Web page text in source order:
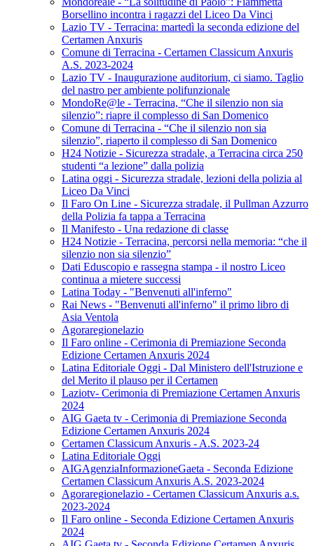
Borsellino incontra i ragazzi del Liceo Da Vinci
Lazio TV - Terracina: martedì la seconda edizione del
Certamen Anxuris
Comune di Terracina - Certamen Classicum Anxuris
A.S. 2023-2024
Lazio TV - Inaugurazione auditorium, ci siamo. Taglio
del nastro per ambiente polifunzionale
MondoRe@le - Terracina, “Che il silenzio non sia
silenzio”: riapre il complesso di San Domenico
Comune di Terracina - “Che il silenzio non sia
silenzio”, riaperto il complesso di San Domenico
H24 Notizie - Sicurezza stradale, a Terracina circa 250
studenti “a lezione” dalla polizia
Latina oggi - Sicurezza stradale, lezioni della polizia al
Liceo Da Vinci
Il Faro On Line - Sicurezza stradale, il Pullman Azzurro
della Polizia fa tappa a Terracina
Il Manifesto - Una redazione di classe
H24 Notizie - Terracina, percorsi nella memoria: “che il
silenzio non sia silenzio”
Dati Eduscopio e rassegna stampa - il nostro Liceo
continua a mietere successi
Latina Today - "Benvenuti all'inferno"
Rai News - "Benvenuti all'inferno" il primo libro di
Asia Ventola
Agoraregionelazio
Il Faro online - Cerimonia di Premiazione Seconda
Edizione Certamen Anxuris 2024
Latina Editoriale Oggi - Dal Ministero dell'Istruzione e
del Merito il plauso per il Certamen
Laziotv- Cerimonia di Premiazione Certamen Anxuris
2024
AIG Gaeta tv - Cerimonia di Premiazione Seconda
Edizione Certamen Anxuris 2024
Certamen Classicum Anxuris - A.S. 2023-24
Latina Editoriale Oggi
AIGAgenziaInformazioneGaeta - Seconda Edizione
Certamen Classicum Anxuris A.S. 2023-2024
Agoraregionelazio - Certamen Classicum Anxuris a.s.
2023-2024
Il Faro online - Seconda Edizione Certamen Anxuris
2024